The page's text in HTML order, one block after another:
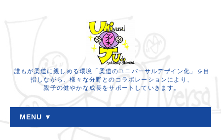
誰もが柔道に親しめる環境「柔道のユニバーサルデザイン化」を目
指しながら、様々な分野とのコラボレーションにより、
親子の健やかな成長をサポートしていきます。
MENU ▼